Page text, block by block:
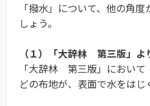
「撥水」について、他の角
しょう。
（１）「大辞林 第三版」よ
「大辞林 第三版」において
どの布地が、表面で水をはじ